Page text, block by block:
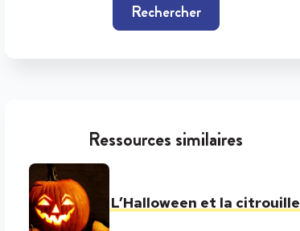
Rechercher
Ressources similaires
L’Halloween et la citrouille